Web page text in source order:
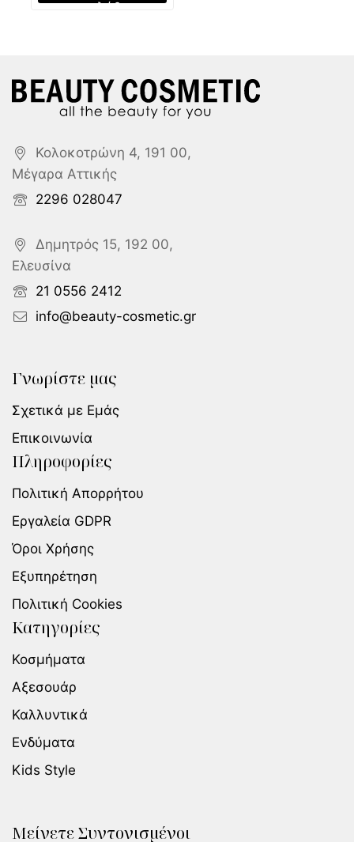
καλάθι
Κολοκοτρώνη 4, 191 00,
Μέγαρα Αττικής
2296 028047
Δημητρός 15, 192 00,
Ελευσίνα
21 0556 2412
info@beauty-cosmetic.gr
Γνωρίστε μας
Σχετικά με Εμάς
Επικοινωνία
Πληροφορίες
Πολιτική Απορρήτου
Εργαλεία GDPR
Όροι Χρήσης
Εξυπηρέτηση
Πολιτική Cookies
Κατηγορίες
Κοσμήματα
Αξεσουάρ
Καλλυντικά
Ενδύματα
Kids Style
Μείνετε Συντονισμένοι